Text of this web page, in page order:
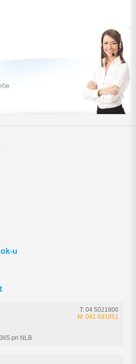
u
pri NLB
T: 04 5021800
M: 041 691851